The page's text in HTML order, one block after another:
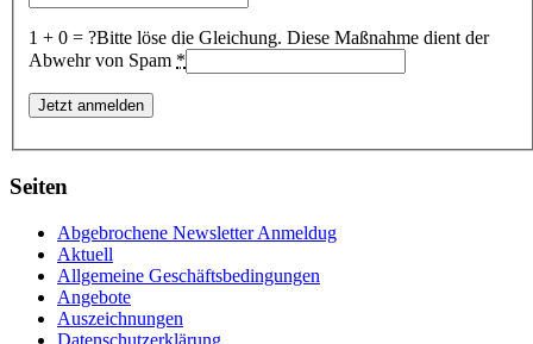
1 + 0 = ?Bitte löse die Gleichung. Diese Maßnahme dient der
Abwehr von Spam *
Seiten
Abgebrochene Newsletter Anmeldug
Aktuell
Allgemeine Geschäftsbedingungen
Angebote
Auszeichnungen
Datenschutzerklärung